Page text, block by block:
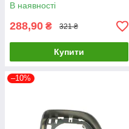
В наявності
288,90 ₴ 321 ₴
Купити
–10%